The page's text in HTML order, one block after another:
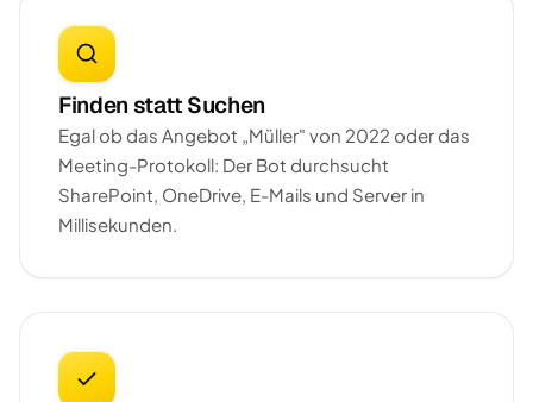
Finden statt Suchen
Egal ob das Angebot „Müller" von 2022 oder das
Meeting-Protokoll: Der Bot durchsucht
SharePoint, OneDrive, E-Mails und Server in
Millisekunden.